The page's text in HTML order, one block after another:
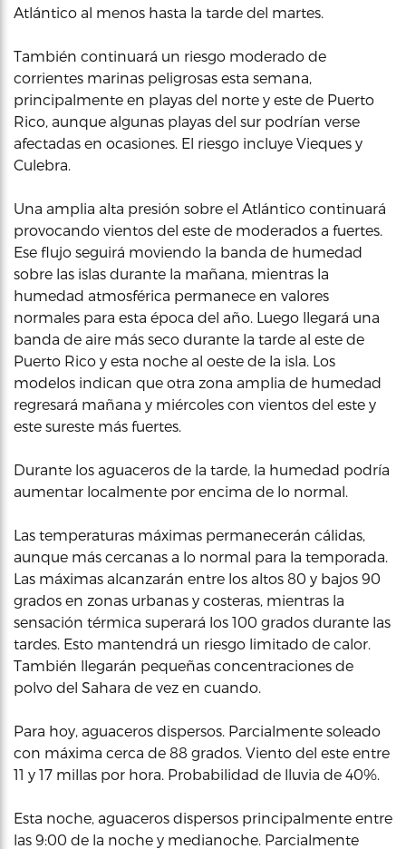
Atlántico al menos hasta la tarde del martes.
También continuará un riesgo moderado de
corrientes marinas peligrosas esta semana,
principalmente en playas del norte y este de Puerto
Rico, aunque algunas playas del sur podrían verse
afectadas en ocasiones. El riesgo incluye Vieques y
Culebra.
Una amplia alta presión sobre el Atlántico continuará
provocando vientos del este de moderados a fuertes.
Ese flujo seguirá moviendo la banda de humedad
sobre las islas durante la mañana, mientras la
humedad atmosférica permanece en valores
normales para esta época del año. Luego llegará una
banda de aire más seco durante la tarde al este de
Puerto Rico y esta noche al oeste de la isla. Los
modelos indican que otra zona amplia de humedad
regresará mañana y miércoles con vientos del este y
este sureste más fuertes.
Durante los aguaceros de la tarde, la humedad podría
aumentar localmente por encima de lo normal.
Las temperaturas máximas permanecerán cálidas,
aunque más cercanas a lo normal para la temporada.
Las máximas alcanzarán entre los altos 80 y bajos 90
grados en zonas urbanas y costeras, mientras la
sensación térmica superará los 100 grados durante las
tardes. Esto mantendrá un riesgo limitado de calor.
También llegarán pequeñas concentraciones de
polvo del Sahara de vez en cuando.
Para hoy, aguaceros dispersos. Parcialmente soleado
con máxima cerca de 88 grados. Viento del este entre
11 y 17 millas por hora. Probabilidad de lluvia de 40%.
Esta noche, aguaceros dispersos principalmente entre
las 9:00 de la noche y medianoche. Parcialmente